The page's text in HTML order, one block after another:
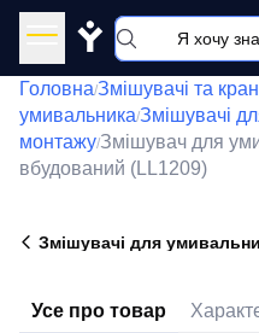
Y
Головна/Змішувачі та
умивальника/Змішувачі
монтажу/Змішувач для
вбудований (LL1209)
Змішувачі для
Усе про товар